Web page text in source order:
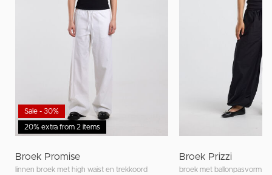
20% extra from 2 items
Sale - 30%
Broek Promise
linnen broek met high waist en trekkoord
Broek Prizzi